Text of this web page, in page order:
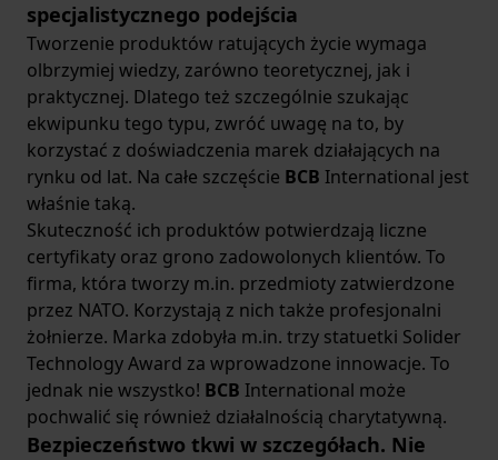
specjalistycznego podejścia
Tworzenie produktów ratujących życie wymaga
olbrzymiej wiedzy, zarówno teoretycznej, jak i
praktycznej. Dlatego też szczególnie szukając
ekwipunku tego typu, zwróć uwagę na to, by
korzystać z doświadczenia marek działających na
rynku od lat. Na całe szczęście BCB International jest
właśnie taką.
Skuteczność ich produktów potwierdzają liczne
certyfikaty oraz grono zadowolonych klientów. To
firma, która tworzy m.in. przedmioty zatwierdzone
przez NATO. Korzystają z nich także profesjonalni
żołnierze. Marka zdobyła m.in. trzy statuetki Solider
Technology Award za wprowadzone innowacje. To
jednak nie wszystko! BCB International może
pochwalić się również działalnością charytatywną.
Bezpieczeństwo tkwi w szczegółach. Nie